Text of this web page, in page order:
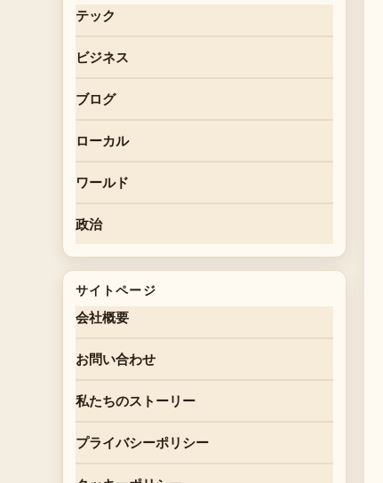
テック
ビジネス
ブログ
ローカル
ワールド
政治
サイトページ
会社概要
お問い合わせ
私たちのストーリー
プライバシーポリシー